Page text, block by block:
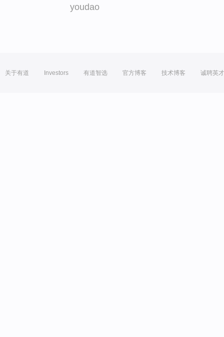
youdao
关于有道 Investors 有道智选 官方博客 技术博客 诚聘英才